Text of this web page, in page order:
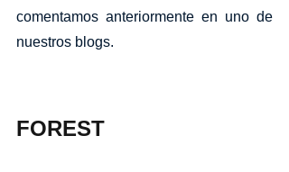
comentamos anteriormente en uno de
nuestros blogs.
FOREST